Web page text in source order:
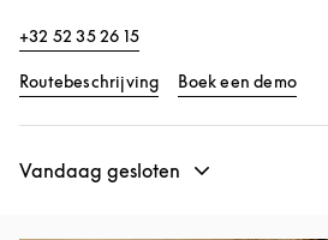
+32 52 35 26 15
RoutebeschrijvingLink Opens in New Tab
Boek een demo
Vandaag gesloten